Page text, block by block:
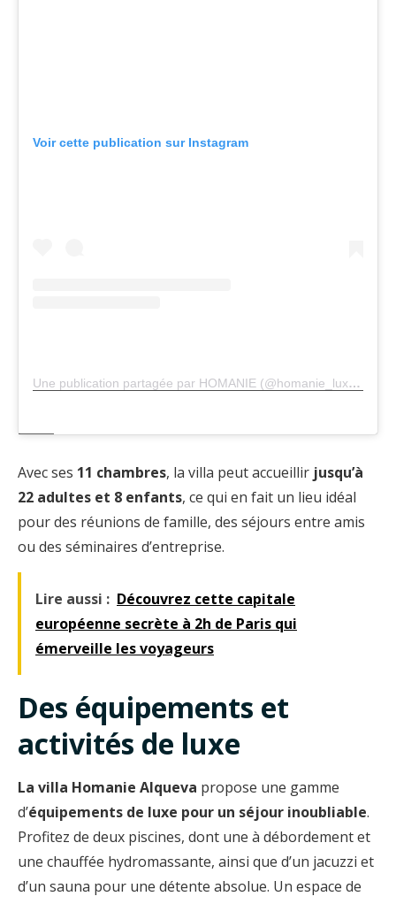
Voir cette publication sur Instagram
Une publication partagée par HOMANIE (@homanie_luxuryrentals)
Avec ses 11 chambres, la villa peut accueillir jusqu’à
22 adultes et 8 enfants, ce qui en fait un lieu idéal
pour des réunions de famille, des séjours entre amis
ou des séminaires d’entreprise.
Lire aussi : Découvrez cette capitale
européenne secrète à 2h de Paris qui
émerveille les voyageurs
Des équipements et
activités de luxe
La villa Homanie Alqueva propose une gamme
d’équipements de luxe pour un séjour inoubliable.
Profitez de deux piscines, dont une à débordement et
une chauffée hydromassante, ainsi que d’un jacuzzi et
d’un sauna pour une détente absolue. Un espace de